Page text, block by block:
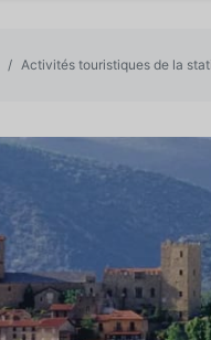
Activités touristiques de la